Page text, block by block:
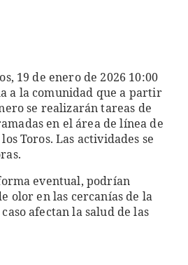
19 de enero de 2026 10:00
a la comunidad que a partir
se realizarán tareas de
en el área de línea de
Toros. Las actividades se
eventual, podrían
olor en las cercanías de la
afectan la salud de las